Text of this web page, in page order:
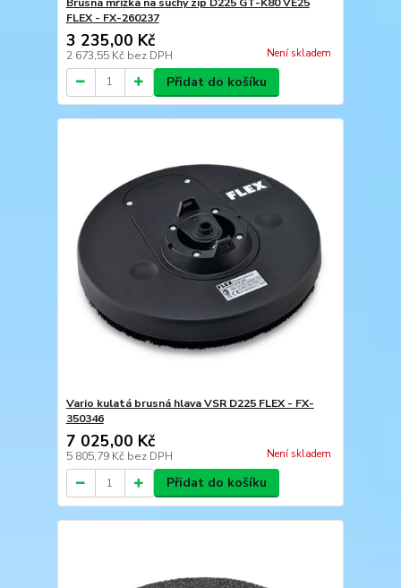
FLEX - FX-260237
3 235,00 Kč
2 673,55 Kč bez DPH Není skladem
Přidat do košíku
Vario kulatá brusná hlava VSR D225 FLEX - FX-
350346
7 025,00 Kč
5 805,79 Kč bez DPH Není skladem
Přidat do košíku